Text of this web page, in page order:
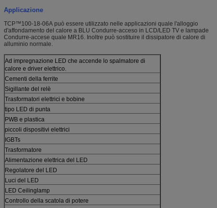
Applicazione
TCP™100-18-06A può essere utilizzato nelle applicazioni quale l'alloggio
d'affondamento del calore a BLU Condurre-acceso in LCD/LED TV e lampade
Condurre-accese quale MR16. Inoltre può sostituire il dissipatore di calore di
alluminio normale.
Ad impregnazione LED che accende lo spalmatore di
calore e driver elettrico.
Cementi della ferrite
Sigillante del relè
Trasformatori elettrici e bobine
tipo LED di punta
PWB e plastica
piccoli dispositivi elettrici
IGBTs
Trasformatore
Alimentazione elettrica del LED
Regolatore del LED
Luci del LED
LED Ceilinglamp
Controllo della scatola di potere